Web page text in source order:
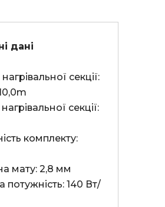
дані
секції:
секції:
комплекту:
мату: 2,8 мм
потужність: 140 Вт/